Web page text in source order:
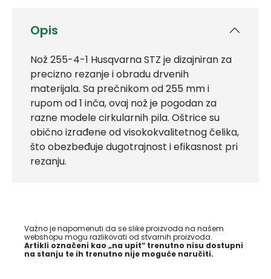
Opis
Nož 255-4-1 Husqvarna STZ je dizajniran za
precizno rezanje i obradu drvenih
materijala. Sa prečnikom od 255 mm i
rupom od 1 inča, ovaj nož je pogodan za
razne modele cirkularnih pila. Oštrice su
obično izrađene od visokokvalitetnog čelika,
što obezbeđuje dugotrajnost i efikasnost pri
rezanju.
Važno je napomenuti da se slike proizvoda na našem
webshopu mogu razlikovati od stvarnih proizvoda.
Artikli označeni kao „na upit“ trenutno nisu dostupni
na stanju te ih trenutno nije moguće naručiti.